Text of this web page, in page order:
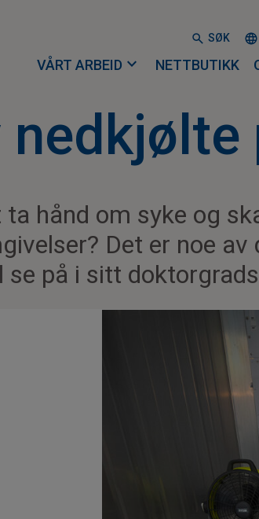
SØK
VÅRT ARBEID expand_more NETTBUTIKK
hånd om syke og
Det er noe av
på i sitt